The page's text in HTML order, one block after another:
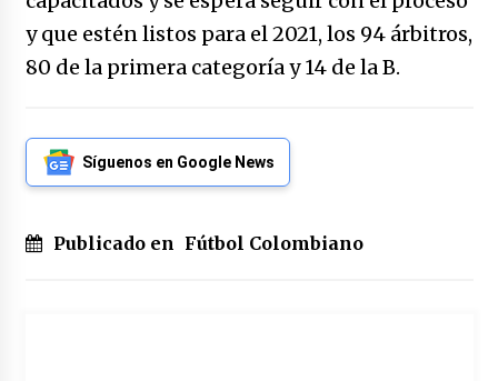
Atlético Nacional se quedó con laCopa
Colombia 2025
17/12/2025
16/12/2025
y que estén listos para el 2021, los 94 árbitros,
80 de la primera categoría y 14 de la B.
Síguenos en Google News
Publicado en Fútbol Colombiano